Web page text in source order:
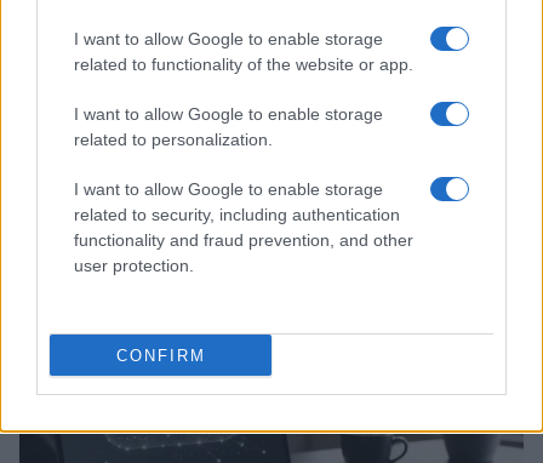
I want to allow Google to enable storage
related to functionality of the website or app.
I want to allow Google to enable storage
related to personalization.
I want to allow Google to enable storage
related to security, including authentication
functionality and fraud prevention, and other
user protection.
CONFIRM
Come scegliere la carta aziendale perfetta: confronto
tra le migliori soluzioni del 2026
Linda Pellegrini · 6 Ago 2026